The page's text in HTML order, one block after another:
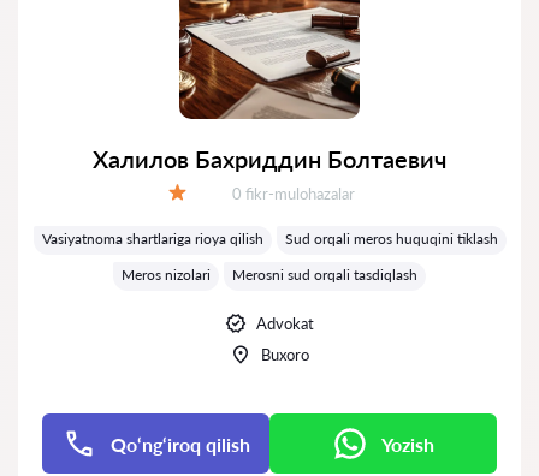
Халилов Бахриддин Болтаевич
Fikrlar:
0 fikr-mulohazalar
Vasiyatnoma shartlariga rioya qilish
Sud orqali meros huquqini tiklash
Meros nizolari
Merosni sud orqali tasdiqlash
Advokat
Buxoro
Qo‘ng‘iroq qilish Yozish